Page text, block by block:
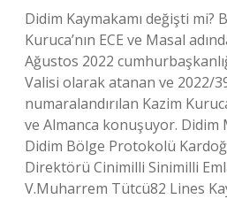
Didim Kaymakamı değişti mi?
Kuruca’nın ECE ve Masal
Ağustos 2022
Valisi olarak atanan ve 2022/
numaralandırılan Kazim
ve Almanca konuşuyor.
Didim Bölge Protokolü
Direktörü Cinimilli Sinimilli
V.Muharrem Tütcü82 Lines